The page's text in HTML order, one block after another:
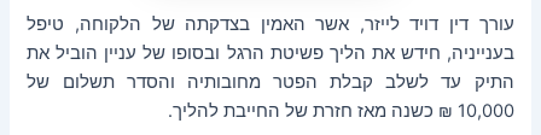
עורך דין דויד לייזר, אשר האמין בצדקתה של הלקוחה, טיפל
בענייניה, חידש את הליך פשיטת הרגל ובסופו של עניין הוביל את
התיק עד לשלב קבלת הפטר מחובותיה והסדר תשלום של
10,000 ₪ כשנה מאז חזרת של החייבת להליך.